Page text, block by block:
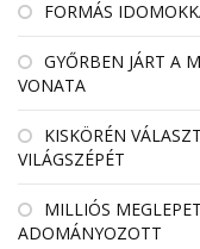
FORMÁS
GYŐRBEN JÁRT A
VONATA
KISKÖRÉN
VILÁGSZÉPÉT
MILLIÓS
ADOMÁNYOZOTT